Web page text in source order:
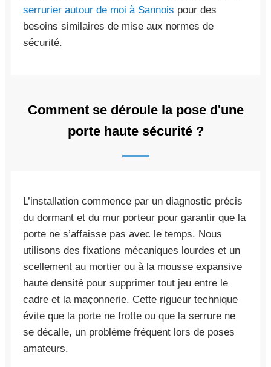
serrurier autour de moi à Sannois pour des
besoins similaires de mise aux normes de
sécurité.
Comment se déroule la pose d'une
porte haute sécurité ?
L’installation commence par un diagnostic précis
du dormant et du mur porteur pour garantir que la
porte ne s’affaisse pas avec le temps. Nous
utilisons des fixations mécaniques lourdes et un
scellement au mortier ou à la mousse expansive
haute densité pour supprimer tout jeu entre le
cadre et la maçonnerie. Cette rigueur technique
évite que la porte ne frotte ou que la serrure ne
se décalle, un problème fréquent lors de poses
amateurs.